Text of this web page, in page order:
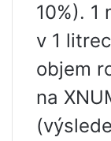
10%).
v 1
objem
na